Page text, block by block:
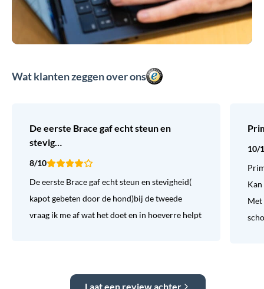
Wat klanten zeggen over ons
De eerste Brace gaf echt steun en
stevig…
8/10
De eerste Brace gaf echt steun en stevigheid(
kapot gebeten door de hond)bij de tweede
vraag ik me af wat het doet en in hoeverre helpt
10/
Met
Laat een review achter